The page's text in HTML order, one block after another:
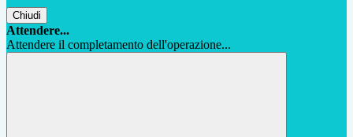
Chiudi
Attendere...
Attendere il completamento dell'operazione...